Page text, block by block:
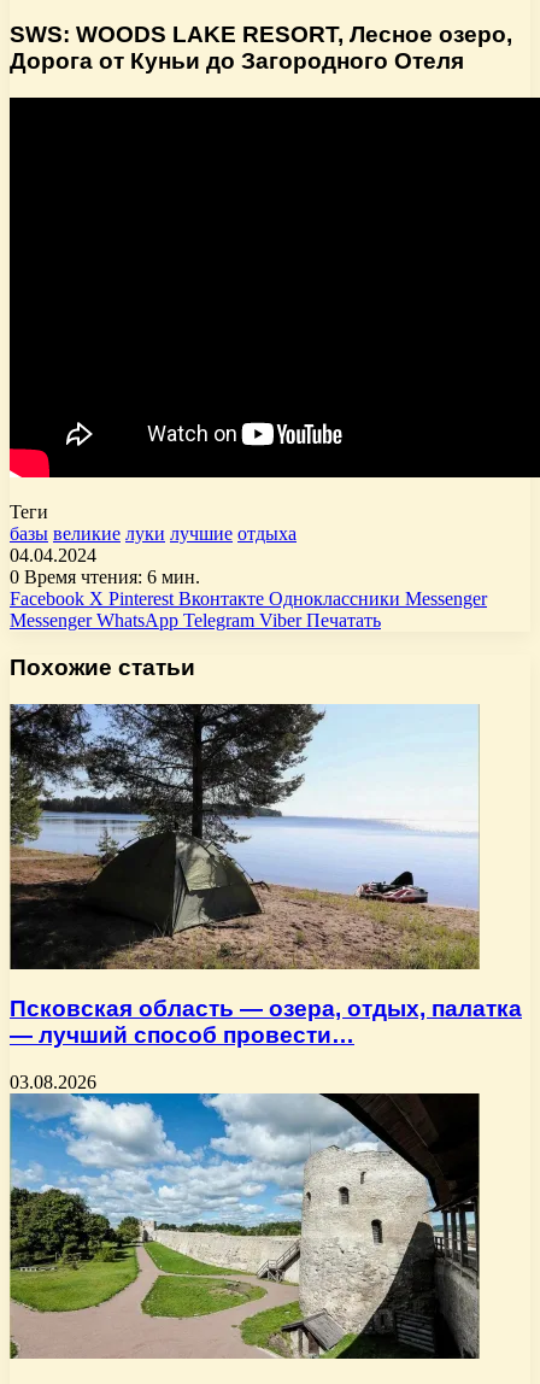
SWS: WOODS LAKE RESORT, Лесное озеро,
Дорога от Куньи до Загородного Отеля
Теги
базы великие луки лучшие отдыха
04.04.2024
0 Время чтения: 6 мин.
Facebook X Pinterest Вконтакте Одноклассники Messenger
Messenger WhatsApp Telegram Viber Печатать
Похожие статьи
Псковская область — озера, отдых, палатка
— лучший способ провести…
03.08.2026